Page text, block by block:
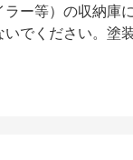
ー等）の収納庫
でください。塗